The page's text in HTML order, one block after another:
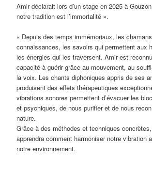
Amir déclarait lors d’un stage en 2025 à
notre tradition est l’immortalité ».
« Depuis des temps immémoriaux, les
connaissances, les savoirs qui permettent aux
les énergies qui les traversent. Amir est
capacité à guérir grâce au mouvement, au
la voix. Les chants diphoniques appris de ses
produisent des effets thérapeutiques
vibrations sonores permettent d’évacuer les
et psychiques, de nous purifier et de nous
nature.
Grâce à des méthodes et techniques
apprendra comment harmoniser notre vibration
notre environnement.